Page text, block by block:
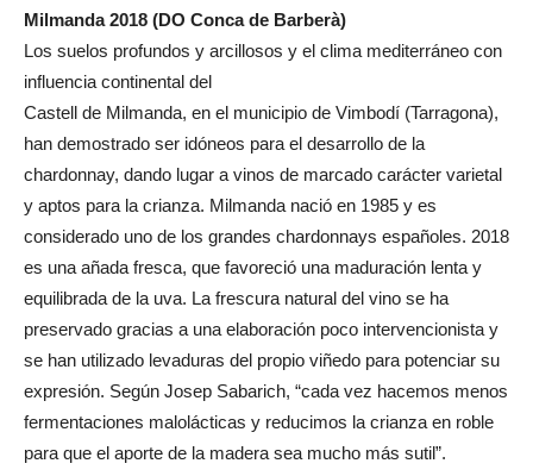
Milmanda 2018 (DO Conca de Barberà)
Los suelos profundos y arcillosos y el clima mediterráneo con
influencia continental del
Castell de Milmanda, en el municipio de Vimbodí (Tarragona),
han demostrado ser idóneos para el desarrollo de la
chardonnay, dando lugar a vinos de marcado carácter varietal
y aptos para la crianza. Milmanda nació en 1985 y es
considerado uno de los grandes chardonnays españoles. 2018
es una añada fresca, que favoreció una maduración lenta y
equilibrada de la uva. La frescura natural del vino se ha
preservado gracias a una elaboración poco intervencionista y
se han utilizado levaduras del propio viñedo para potenciar su
expresión. Según Josep Sabarich, “cada vez hacemos menos
fermentaciones malolácticas y reducimos la crianza en roble
para que el aporte de la madera sea mucho más sutil”.